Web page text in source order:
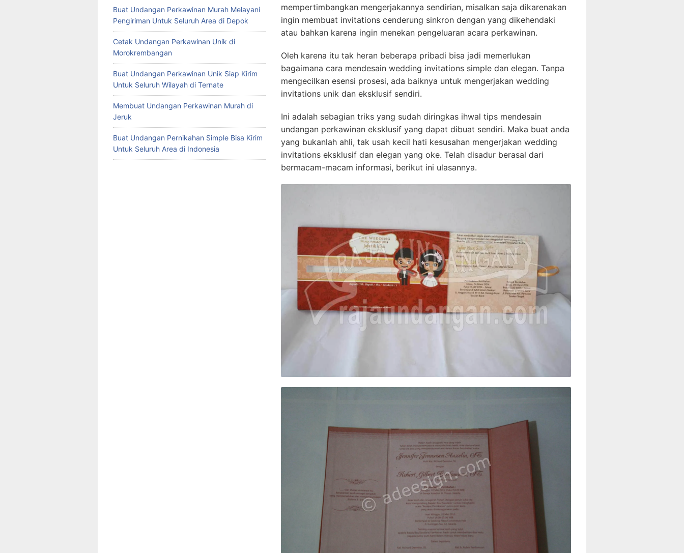
mempertimbangkan mengerjakannya sendirian, misalkan saja dikarenakan
ingin membuat invitations cenderung sinkron dengan yang dikehendaki
atau bahkan karena ingin menekan pengeluaran acara perkawinan.
Oleh karena itu tak heran beberapa pribadi bisa jadi memerlukan
bagaimana cara mendesain wedding invitations simple dan elegan. Tanpa
mengecilkan esensi prosesi, ada baiknya untuk mengerjakan wedding
invitations unik dan eksklusif sendiri.
Ini adalah sebagian triks yang sudah diringkas ihwal tips mendesain
undangan perkawinan eksklusif yang dapat dibuat sendiri. Maka buat anda
yang bukanlah ahli, tak usah kecil hati kesusahan mengerjakan wedding
invitations eksklusif dan elegan yang oke. Telah disadur berasal dari
bermacam-macam informasi, berikut ini ulasannya.
Buat Undangan Perkawinan Murah Melayani
Pengiriman Untuk Seluruh Area di Depok
Cetak Undangan Perkawinan Unik di
Morokrembangan
Buat Undangan Perkawinan Unik Siap Kirim
Untuk Seluruh Wilayah di Ternate
Membuat Undangan Perkawinan Murah di
Jeruk
Buat Undangan Pernikahan Simple Bisa Kirim
Untuk Seluruh Area di Indonesia